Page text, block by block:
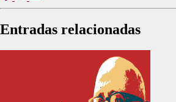
Entradas relacionadas